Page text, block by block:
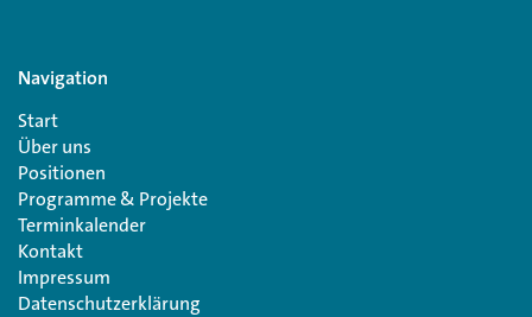
Navigation
Start
Über uns
Positionen
Programme & Projekte
Terminkalender
Kontakt
Impressum
Datenschutzerklärung